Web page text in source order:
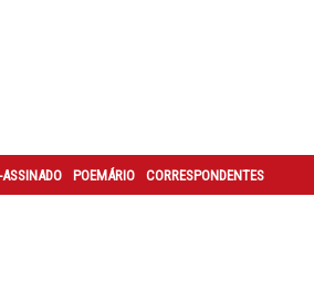
POEMÁRIO CORRESPONDENTES